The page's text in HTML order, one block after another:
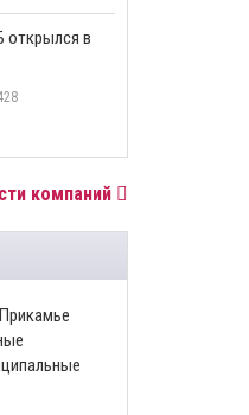
открылся в
компаний